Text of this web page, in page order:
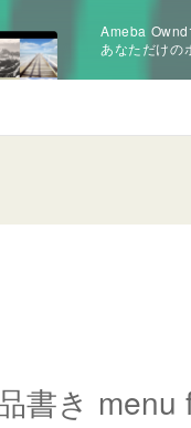
Ameba Ownd
あなただけの
書き menu